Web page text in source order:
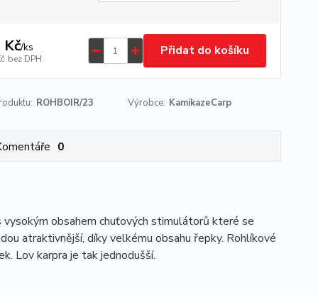
Kč/ks
bez DPH
Přidat do košíku
ROHBOIR/23 Výrobce: KamikazeCarp
0
obsahem chuťových stimulátorů které se
atraktivnější, díky velkému obsahu řepky. Rohlíkové
Lov karpra je tak jednodušší.